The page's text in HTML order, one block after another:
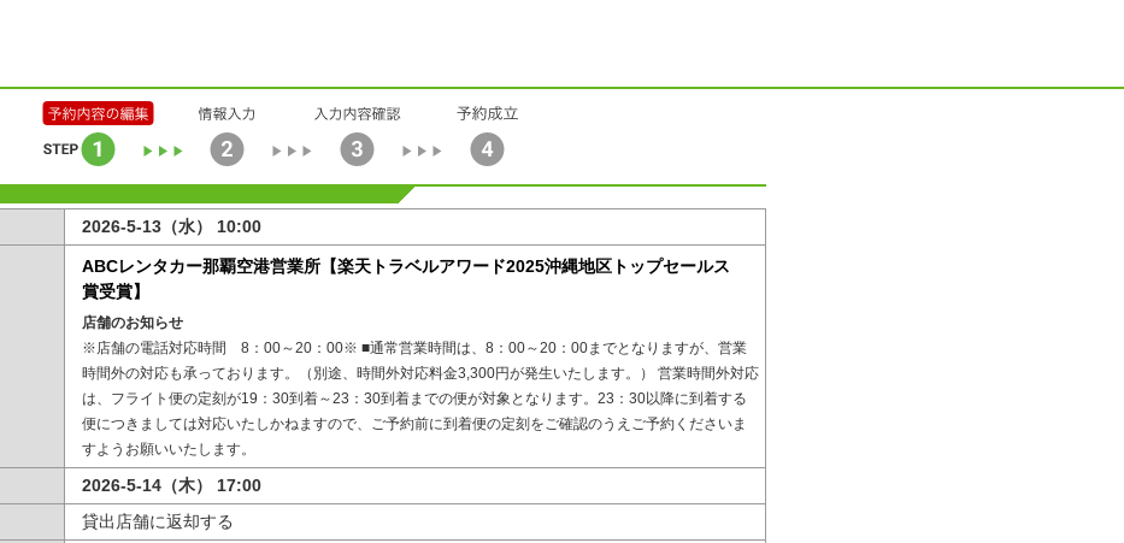
2026-5-13（水） 10:00
ABCレンタカー那覇空港営業所【楽天トラベルアワード2025沖縄地区トップセールス
賞受賞】
店舗のお知らせ
※店舗の電話対応時間 8：00～20：00※ ■通常営業時間は、8：00～20：00までとなりますが、営業
時間外の対応も承っております。（別途、時間外対応料金3,300円が発生いたします。） 営業時間外対応
は、フライト便の定刻が19：30到着～23：30到着までの便が対象となります。23：30以降に到着する
便につきましては対応いたしかねますので、ご予約前に到着便の定刻をご確認のうえご予約くださいま
すようお願いいたします。
2026-5-14（木） 17:00
貸出店舗に返却する